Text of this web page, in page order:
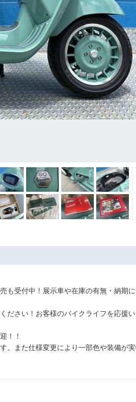
も受付中！展示車や在庫の有無・納期
ださい！お客様のバイクライフを応援
！！
また仕様変更により一部色や装備が実